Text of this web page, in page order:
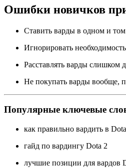
Ошибки новичков
Ставить варды в одном и
Игнорировать
Расставлять варды слишком
Не покупать варды вообще,
Популярные ключевые
как правильно вардить в
гайд по вардингу Dota 2
лучшие позиции для вардов